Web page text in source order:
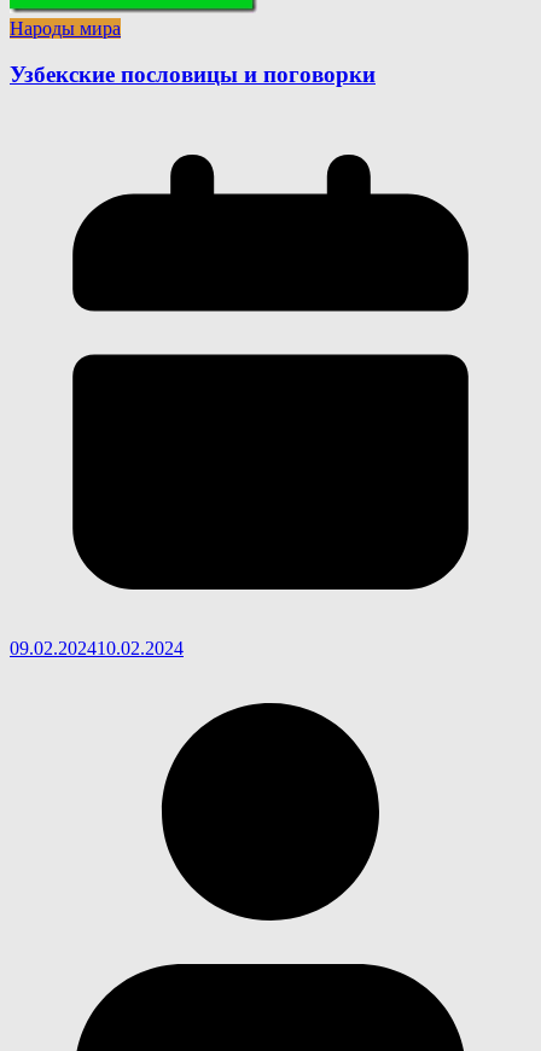
Народы мира
Узбекские пословицы и поговорки
09.02.202410.02.2024